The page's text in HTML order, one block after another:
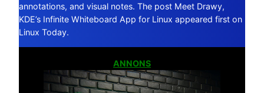
annotations, and visual notes. The post Meet Drawy,
KDE’s Infinite Whiteboard App for Linux appeared first on
Linux Today.
ANNONS